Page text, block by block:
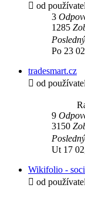
od
3
1285
Po 23
tradesmart.cz
od
9
3150
Ut 17
Wikifolio -
od